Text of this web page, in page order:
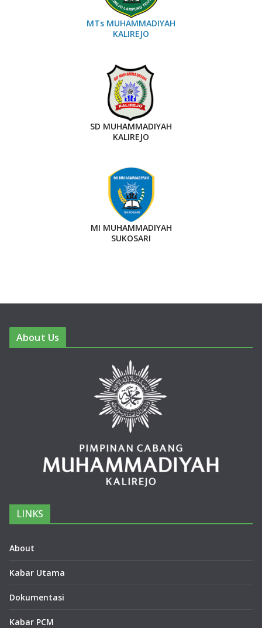
MTs MUHAMMADIYAH
KALIREJO
SD MUHAMMADIYAH
KALIREJO
MI MUHAMMADIYAH
SUKOSARI
About Us
LINKS
About
Kabar Utama
Dokumentasi
Kabar PCM